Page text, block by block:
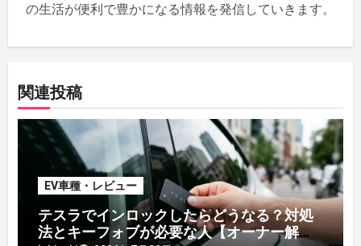
の生活が便利で豊かになる情報を発信していきます。
関連投稿
EV車種・レビュー
テスラでインロックしたらどうなる？対処
法とキーフォブが必要な人【オーナー解